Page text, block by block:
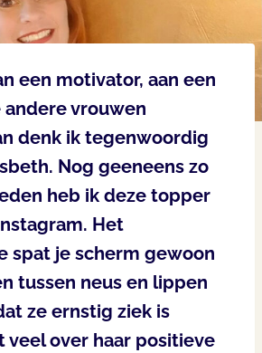
een motivator, aan een
vrouwen
denk ik tegenwoordig
Nog geeneens zo
heb ik deze topper
Het
spat je scherm gewoon
tussen neus en lippen
ze ernstig ziek is
veel over haar positieve